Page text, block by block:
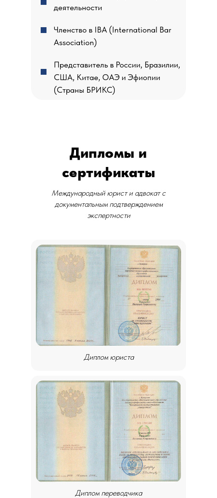
деятельности
Членство в IBA (International Bar
Association)
Представитель в России, Бразилии,
США, Китае, ОАЭ и Эфиопии
(Страны БРИКС)
Международный юрист и адвокат с
документальным подтверждением
экспертности
Дипломы и
сертификаты
Диплом юриста
Диплом переводчика